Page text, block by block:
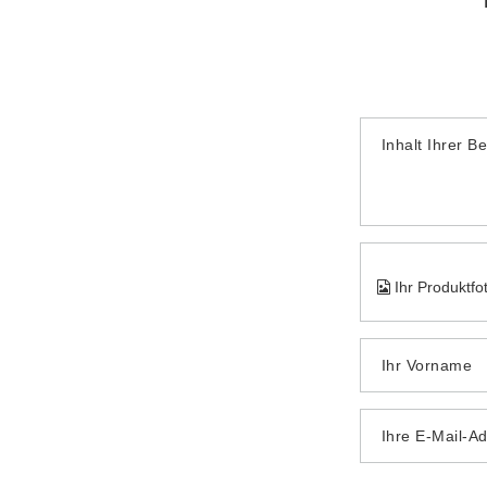
Inhalt Ihrer
Ihr
Ihr Vorname
Ihre E-Mail-